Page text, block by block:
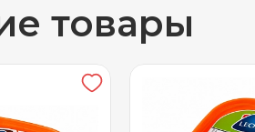
товары